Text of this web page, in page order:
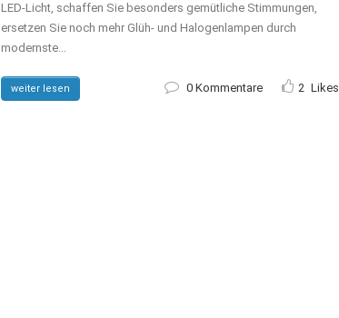
LED-Licht, schaffen Sie besonders gemütliche Stimmungen,
ersetzen Sie noch mehr Glüh- und Halogenlampen durch
modernste...
weiter lesen 0 Kommentare 2 Likes